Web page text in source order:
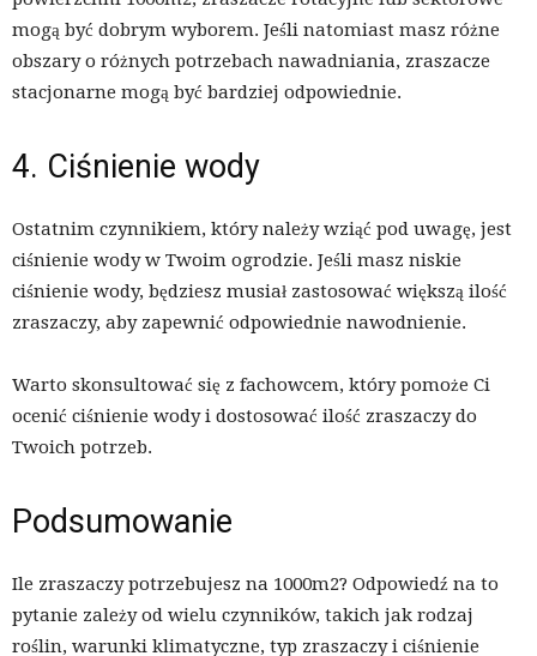
mogą być dobrym wyborem. Jeśli natomiast masz różne
obszary o różnych potrzebach nawadniania, zraszacze
stacjonarne mogą być bardziej odpowiednie.
4. Ciśnienie wody
Ostatnim czynnikiem, który należy wziąć pod uwagę, jest
ciśnienie wody w Twoim ogrodzie. Jeśli masz niskie
ciśnienie wody, będziesz musiał zastosować większą ilość
zraszaczy, aby zapewnić odpowiednie nawodnienie.
Warto skonsultować się z fachowcem, który pomoże Ci
ocenić ciśnienie wody i dostosować ilość zraszaczy do
Twoich potrzeb.
Podsumowanie
Ile zraszaczy potrzebujesz na 1000m2? Odpowiedź na to
pytanie zależy od wielu czynników, takich jak rodzaj
roślin, warunki klimatyczne, typ zraszaczy i ciśnienie